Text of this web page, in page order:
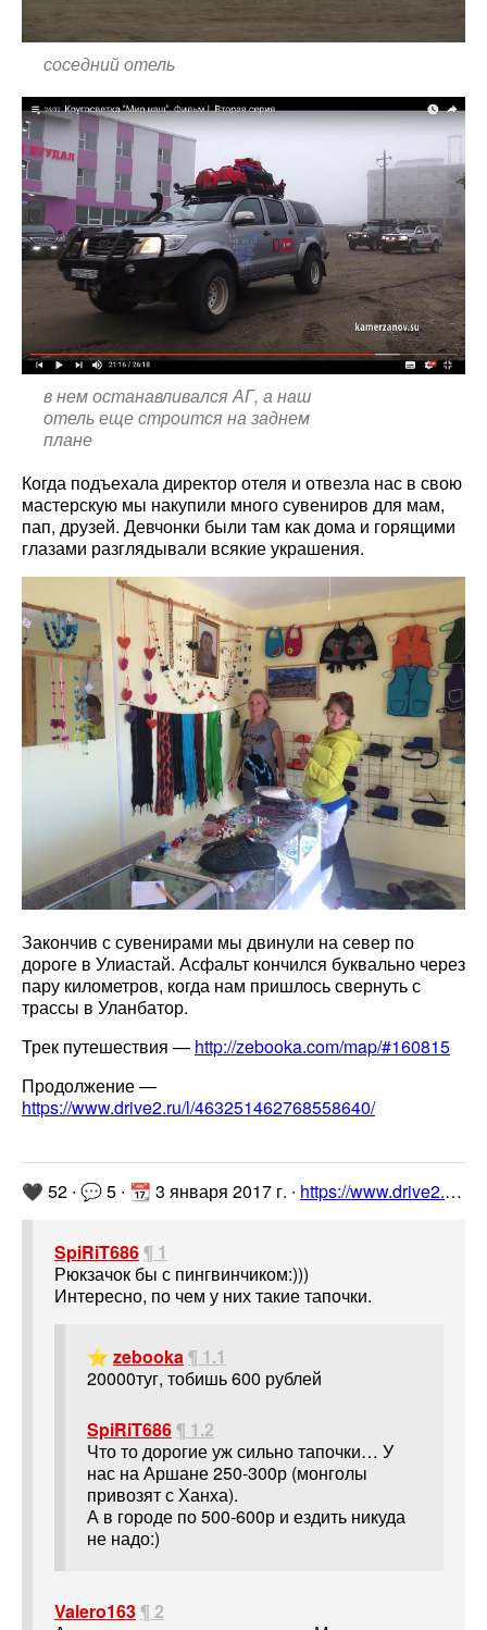
соседний отель
в нем останавливался АГ, а наш
отель еще строится на заднем
плане
Когда подъехала директор отеля и отвезла нас в свою
мастерскую мы накупили много сувениров для мам,
пап, друзей. Девчонки были там как дома и горящими
глазами разглядывали всякие украшения.
Закончив с сувенирами мы двинули на север по
дороге в Улиастай. Асфальт кончился буквально через
пару километров, когда нам пришлось свернуть с
трассы в Уланбатор.
Трек путешествия — http://zebooka.com/map/#160815
Продолжение —
https://www.drive2.ru/l/463251462768558640/
🖤 52 ∙ 💬 5 ∙ 📆 3 января 2017 г. ∙ https://www.drive2.ru/l/462823202989539363/
SpiRiT686¶ 1
Рюкзачок бы с пингвинчиком:)))
Интересно, по чем у них такие тапочки.
⭐ zebooka¶ 1.1
20000туг, тобишь 600 рублей
SpiRiT686¶ 1.2
Что то дорогие уж сильно тапочки… У
нас на Аршане 250-300р (монголы
привозят с Ханха).
А в городе по 500-600р и ездить никуда
не надо:)
Valero163¶ 2